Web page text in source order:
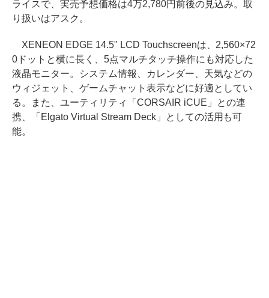
ライスで、実売予想価格は4万2,780円前後の見込み。取
り扱いはアスク。
XENEON EDGE 14.5" LCD Touchscreenは、2,560×72
0ドットと横に長く、5点マルチタッチ操作にも対応した
液晶モニター。システム情報、カレンダー、天気などの
ウィジェット、ゲームチャット表示などに好適としてい
る。また、ユーティリティ「CORSAIR iCUE」との連
携、「Elgato Virtual Stream Deck」としての活用も可
能。